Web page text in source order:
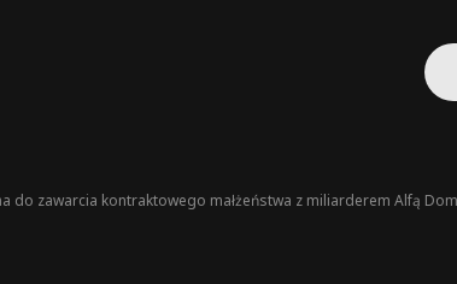
do zawarcia kontraktowego małżeństwa z miliarderem Alfą